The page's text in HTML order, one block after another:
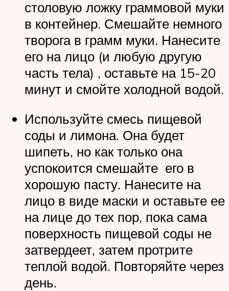
столовую ложку граммовой муки
в контейнер. Смешайте немного
творога в грамм муки. Нанесите
его на лицо (и любую другую
часть тела) , оставьте на 15-20
минут и смойте холодной водой.
Используйте смесь пищевой
соды и лимона. Она будет
шипеть, но как только она
успокоится смешайте его в
хорошую пасту. Нанесите на
лицо в виде маски и оставьте ее
на лице до тех пор, пока сама
поверхность пищевой соды не
затвердеет, затем протрите
теплой водой. Повторяйте через
день.